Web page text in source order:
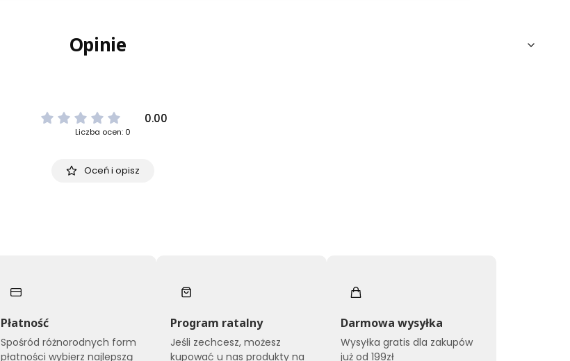
Opinie
0.00
Liczba ocen: 0
Oceń i opisz
Płatność
Spośród różnorodnych form
płatności wybierz najlepszą
Program ratalny
Jeśli zechcesz, możesz
kupować u nas produkty na
Darmowa wysyłka
Wysyłka gratis dla zakupów
już od 199zł